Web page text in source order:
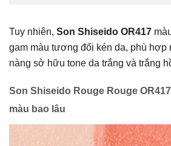
Tuy nhiên, Son Shiseido OR417
gam màu tương đối kén da, phù hợp
nàng sở hữu tone da trắng và trắng
Son Shiseido Rouge Rouge
màu bao lâu